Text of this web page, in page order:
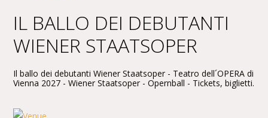
IL BALLO DEI DEBUTANTI
WIENER STAATSOPER
Il ballo dei debutanti Wiener Staatsoper - Teatro dell´OPERA di
Vienna 2027 - Wiener Staatsoper - Opernball - Tickets, biglietti.